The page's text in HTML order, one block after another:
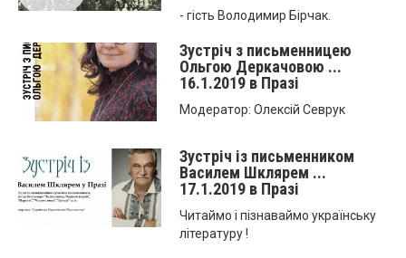
- гість Володимир Бірчак.
Зустріч з письменницею
Ольгою Деркачовою ...
16.1.2019 в Празі
Модератор: Олексій Севрук
Зустріч із письменником
Василем Шклярем ...
17.1.2019 в Празі
Читаймо і пізнаваймо українську
літературу !